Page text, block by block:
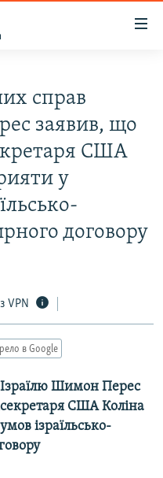
справ
заявив, що
США
у
договору
VPN
в Google
Шимон Перес
США Коліна
ізраїльсько-